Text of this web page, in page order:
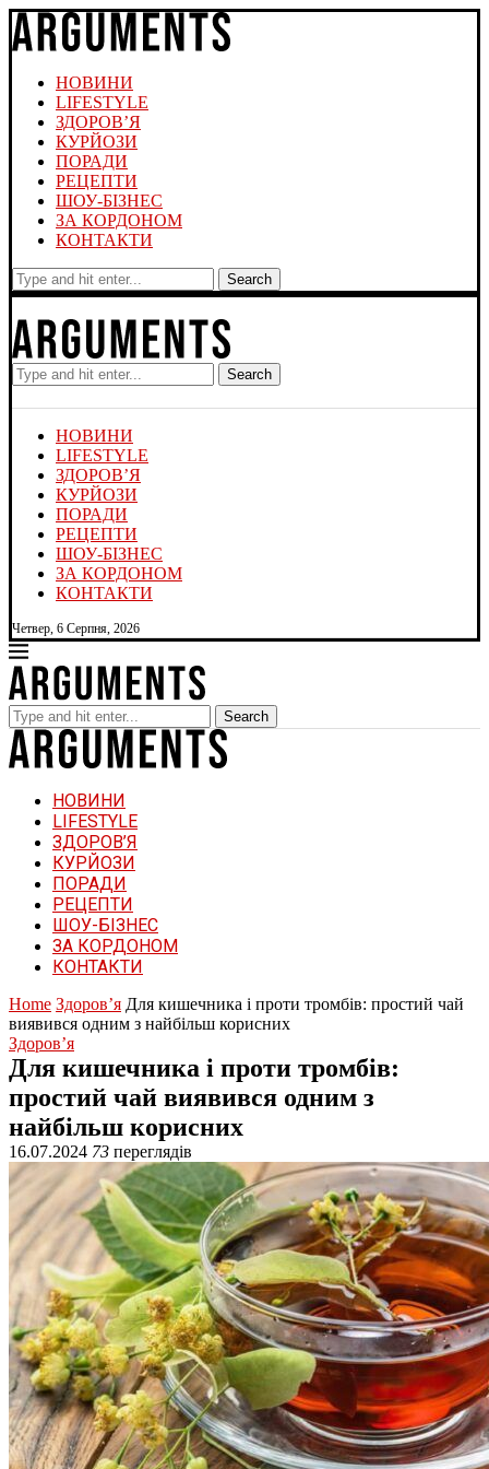
НОВИНИ
LIFESTYLE
ЗДОРОВ’Я
КУРЙОЗИ
ПОРАДИ
РЕЦЕПТИ
ШОУ-БІЗНЕС
ЗА КОРДОНОМ
КОНТАКТИ
Search
Search
НОВИНИ
LIFESTYLE
ЗДОРОВ’Я
КУРЙОЗИ
ПОРАДИ
РЕЦЕПТИ
ШОУ-БІЗНЕС
ЗА КОРДОНОМ
КОНТАКТИ
Четвер, 6 Серпня, 2026
Search
НОВИНИ
LIFESTYLE
ЗДОРОВ’Я
КУРЙОЗИ
ПОРАДИ
РЕЦЕПТИ
ШОУ-БІЗНЕС
ЗА КОРДОНОМ
КОНТАКТИ
Home Здоров’я Для кишечника і проти тромбів: простий чай
виявився одним з найбільш корисних
Здоров’я
Для кишечника і проти тромбів:
простий чай виявився одним з
найбільш корисних
16.07.2024 73 переглядів